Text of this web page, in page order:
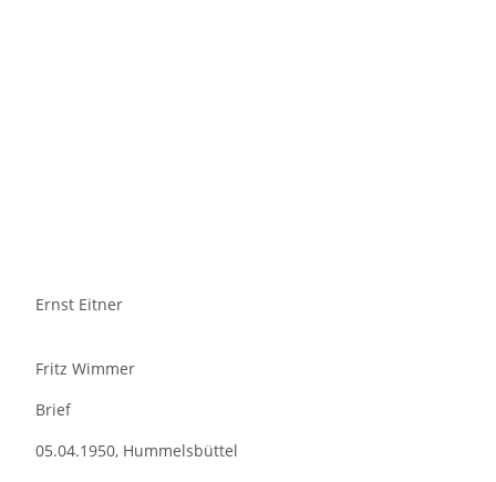
Ernst Eitner
Fritz Wimmer
Brief
05.04.1950, Hummelsbüttel